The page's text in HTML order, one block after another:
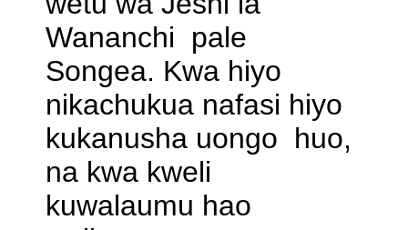
Wananchi pale
Songea. Kwa hiyo
nikachukua nafasi hiyo
kukanusha uongo huo,
na kwa kweli
kuwalaumu hao